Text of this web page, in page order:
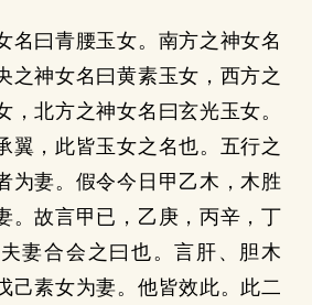
名曰青腰玉女。南方之神女名
之神女名曰黄素玉女，西方之
，北方之神女名曰玄光玉女。
翼，此皆玉女之名也。五行之
为妻。假令今日甲乙木，木胜
。故言甲已，乙庚，丙辛，丁
妻合会之曰也。言肝、胆木
己素女为妻。他皆效此。此二